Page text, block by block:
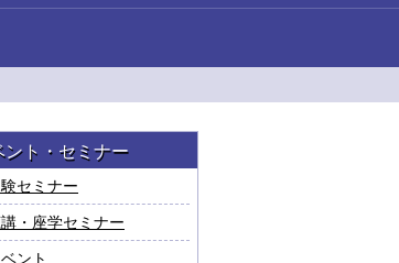
ント・セミナー
セミナー
・座学セミナー
ント